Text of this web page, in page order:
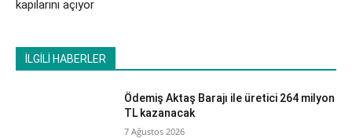
kapılarını açıyor
İLGİLİ HABERLER
Ödemiş Aktaş Barajı ile üretici 264 milyon
TL kazanacak
7 Ağustos 2026